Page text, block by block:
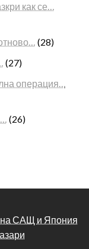
как се…
(28)
(27)
операция…
(26)
на САЩ и Япония